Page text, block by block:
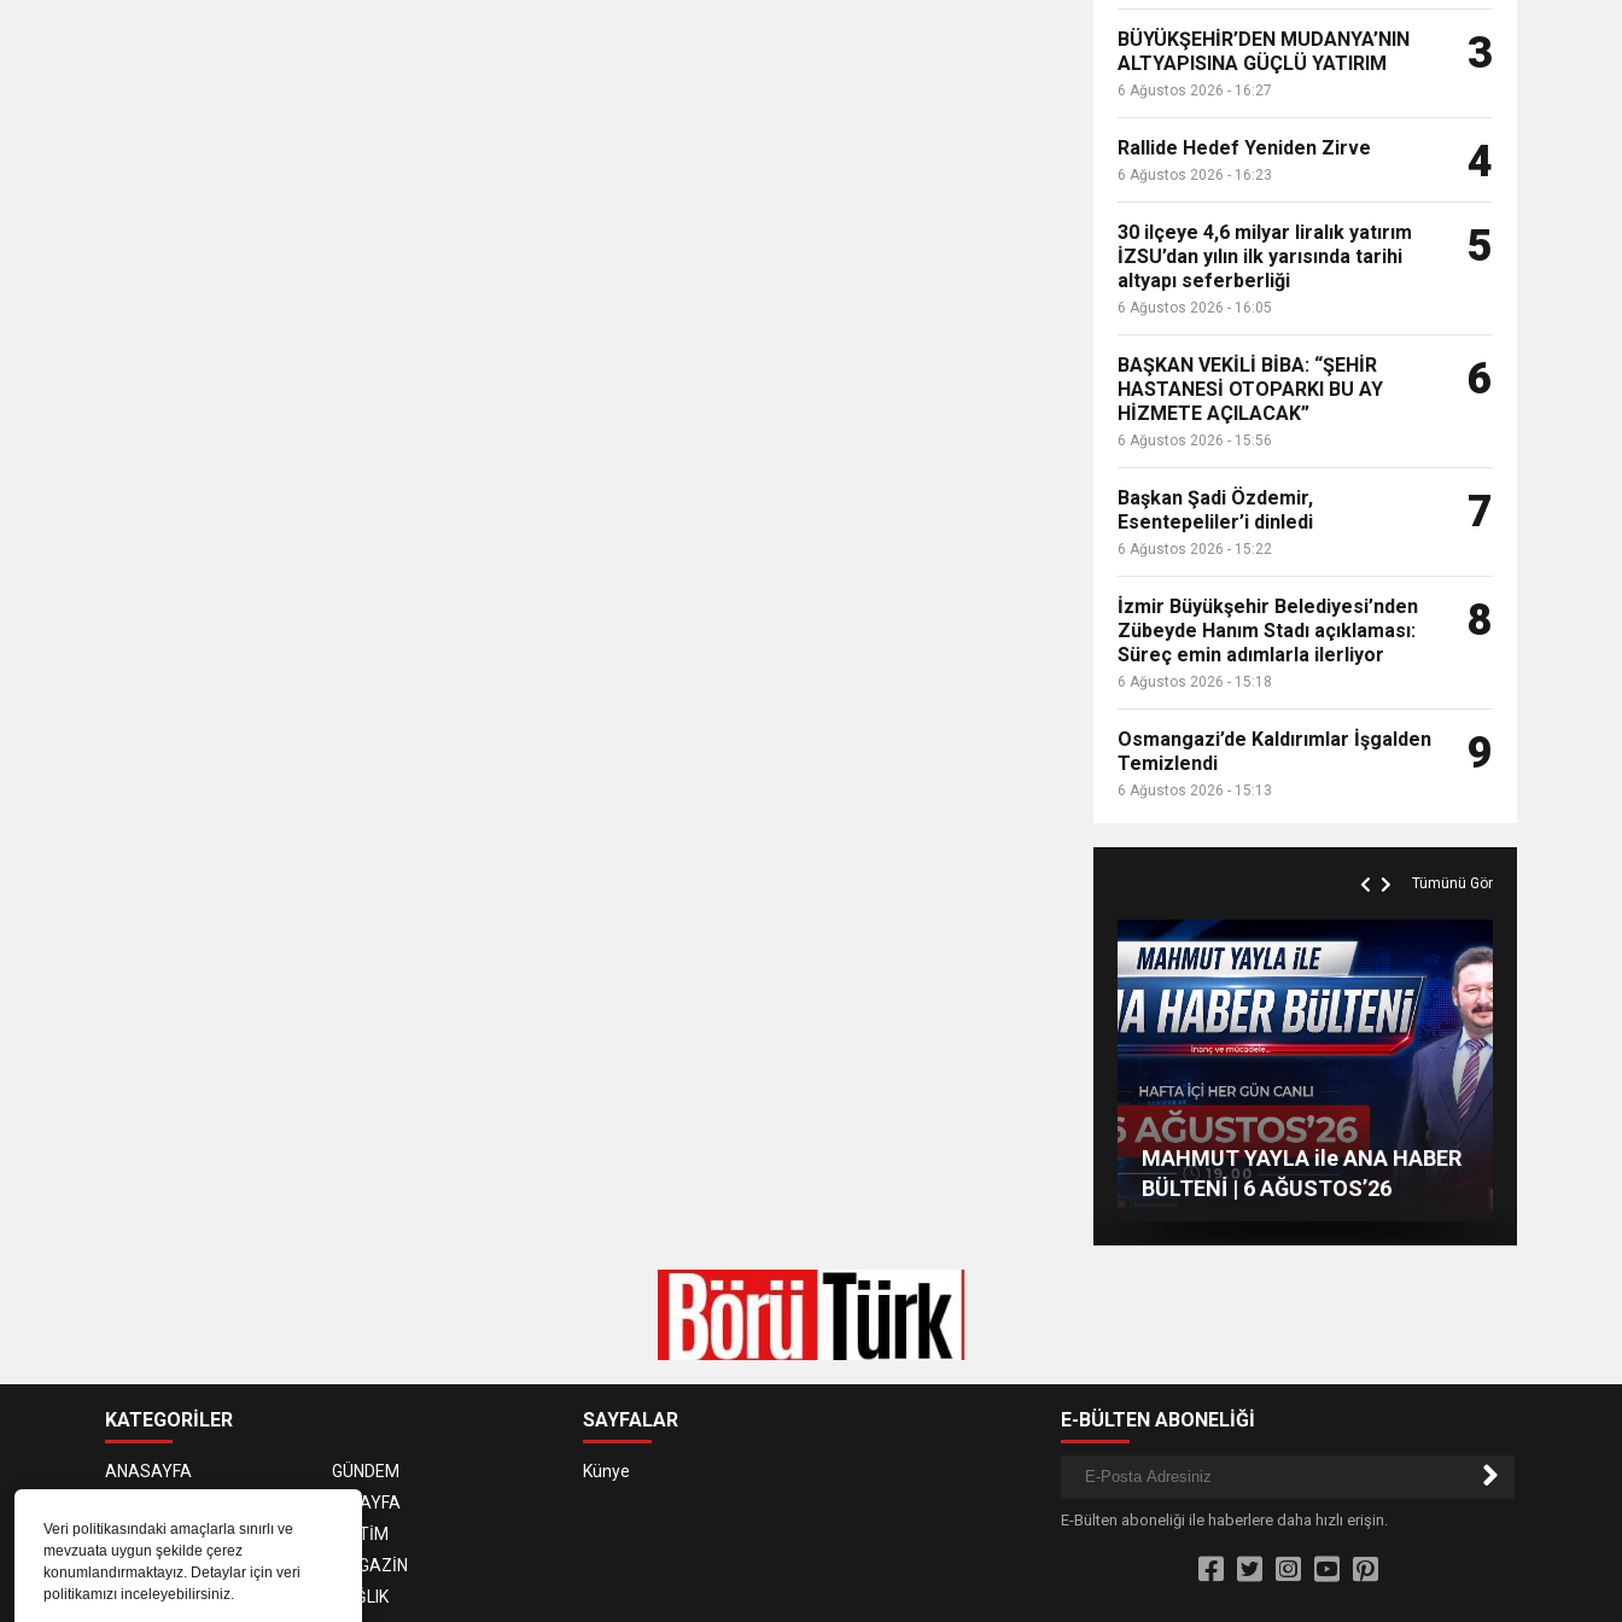
Veri politikasındaki amaçlarla sınırlı ve
mevzuata uygun şekilde çerez
konumlandırmaktayız. Detaylar için veri
politikamızı inceleyebilirsiniz.
BÜYÜKŞEHİR’DEN MUDANYA’NIN
ALTYAPISINA GÜÇLÜ YATIRIM
6 Ağustos 2026 - 16:27
3
Rallide Hedef Yeniden Zirve
6 Ağustos 2026 - 16:23 4
30 ilçeye 4,6 milyar liralık yatırım
İZSU’dan yılın ilk yarısında tarihi
altyapı seferberliği
6 Ağustos 2026 - 16:05
5
BAŞKAN VEKİLİ BİBA: “ŞEHİR
HASTANESİ OTOPARKI BU AY
HİZMETE AÇILACAK”
6 Ağustos 2026 - 15:56
6
Başkan Şadi Özdemir,
Esentepeliler’i dinledi
6 Ağustos 2026 - 15:22
7
İzmir Büyükşehir Belediyesi’nden
Zübeyde Hanım Stadı açıklaması:
Süreç emin adımlarla ilerliyor
6 Ağustos 2026 - 15:18
8
Osmangazi’de Kaldırımlar İşgalden
Temizlendi
6 Ağustos 2026 - 15:13
9
Tümünü Gör
Hayal Kurmaktan
Vazgeçmeyenlere
MAHMUT YAYLA ile ANA HABER
BÜLTENİ | 6 AĞUSTOS’26
ÇOCUKLAR DA ŞEN ŞAKRAK
Nilüfer’de kaldırımlar temizlendi
KATEGORİLER
ANASAYFA
GÜNDEM
3. SAYFA
DÜNYA
EĞİTİM
EKONOMİ
MAGAZİN
TEKNOLOJİ
SAĞLIK
SAYFALAR
Künye
E-BÜLTEN ABONELİĞİ
E-Bülten aboneliği ile haberlere daha hızlı erişin.